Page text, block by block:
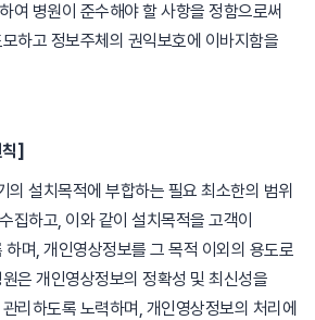
여 병원이 준수해야 할 사항을 정함으로써
하고 정보주체의 권익보호에 이바지함을
칙]
의 설치목적에 부합하는 필요 최소한의 범위
집하고, 이와 같이 설치목적을 고객이
하며, 개인영상정보를 그 목적 이외의 용도로
은 개인영상정보의 정확성 및 최신성을
리하도록 노력하며, 개인영상정보의 처리에